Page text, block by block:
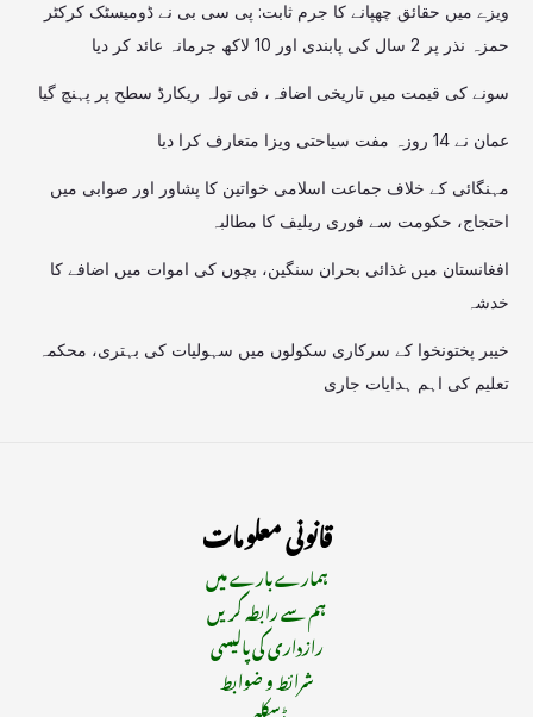
ویزے میں حقائق چھپانے کا جرم ثابت: پی سی بی نے ڈومیسٹک کرکٹر
حمزہ نذر پر 2 سال کی پابندی اور 10 لاکھ جرمانہ عائد کر دیا
سونے کی قیمت میں تاریخی اضافہ، فی تولہ ریکارڈ سطح پر پہنچ گیا
عمان نے 14 روزہ مفت سیاحتی ویزا متعارف کرا دیا
مہنگائی کے خلاف جماعت اسلامی خواتین کا پشاور اور صوابی میں
احتجاج، حکومت سے فوری ریلیف کا مطالبہ
افغانستان میں غذائی بحران سنگین، بچوں کی اموات میں اضافے کا
خدشہ
خیبر پختونخوا کے سرکاری سکولوں میں سہولیات کی بہتری، محکمہ
تعلیم کی اہم ہدایات جاری
قانونی معلومات
ہمارے بارے میں
ہم سے رابطہ کریں
رازداری کی پالیسی
شرائط و ضوابط